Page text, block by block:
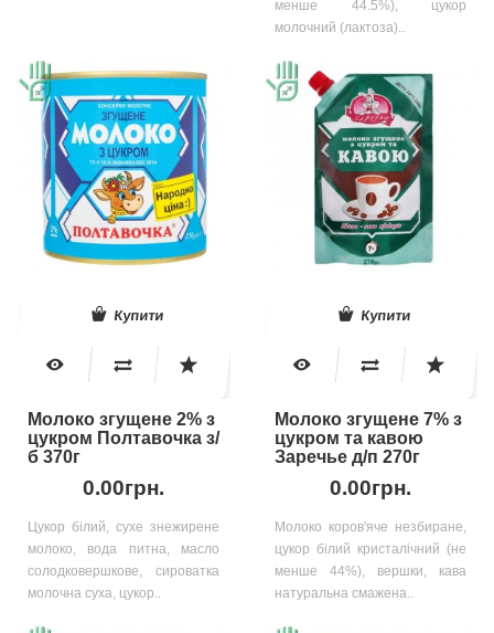
менше 44.5%), цукор
молочний (лактоза)..
Купити
Молоко згущене 2% з
цукром Полтавочка з/
б 370г
0.00грн.
Цукор білий, сухе знежирене
молоко, вода питна, масло
солодковершкове, сироватка
молочна суха, цукор..
Купити
Молоко згущене 7% з
цукром та кавою
Заречье д/п 270г
0.00грн.
Молоко коров'яче незбиране,
цукор білий кристалічний (не
менше 44%), вершки, кава
натуральна смажена..